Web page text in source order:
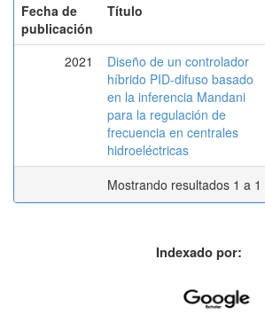
Fecha de
publicación
Título
2021
Diseño de un controlador
híbrido PID-difuso basado
en la inferencia Mandani
para la regulación de
frecuencia en centrales
hidroeléctricas
Mostrando resultados 1 a 1
Indexado por: